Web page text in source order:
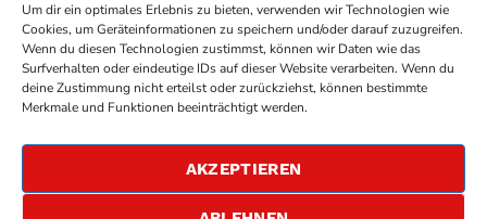
Um dir ein optimales Erlebnis zu bieten, verwenden wir Technologien wie
Cookies, um Geräteinformationen zu speichern und/oder darauf zuzugreifen.
Wenn du diesen Technologien zustimmst, können wir Daten wie das
Surfverhalten oder eindeutige IDs auf dieser Website verarbeiten. Wenn du
deine Zustimmung nicht erteilst oder zurückziehst, können bestimmte
Merkmale und Funktionen beeinträchtigt werden.
AKZEPTIEREN
COPYRIGHTANTENNE BAD KREUZNACH
DATENSCHUTZERKLÄRUNG